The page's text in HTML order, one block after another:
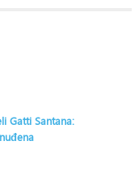
Gatti Santana: